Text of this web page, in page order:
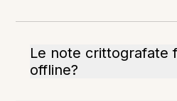
Le note crittografate
offline?